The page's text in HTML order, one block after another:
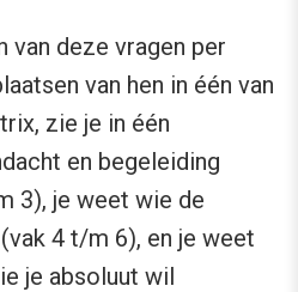
van deze vragen per
van hen in één van
zie je in één
en begeleiding
3), je weet wie de
4 t/m 6), en je weet
je absoluut wil